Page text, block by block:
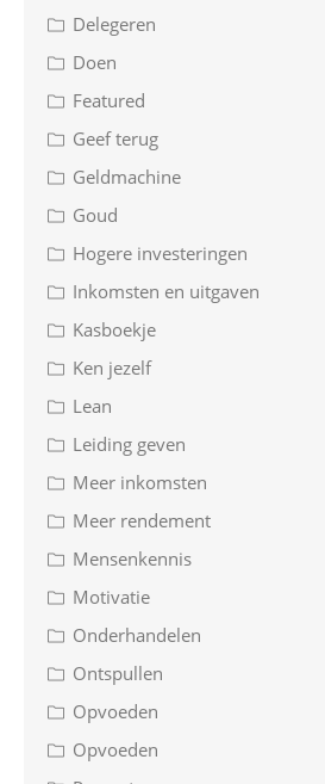
Delegeren
Doen
Featured
Geef terug
Geldmachine
Goud
Hogere investeringen
Inkomsten en uitgaven
Kasboekje
Ken jezelf
Lean
Leiding geven
Meer inkomsten
Meer rendement
Mensenkennis
Motivatie
Onderhandelen
Ontspullen
Opvoeden
Opvoeden